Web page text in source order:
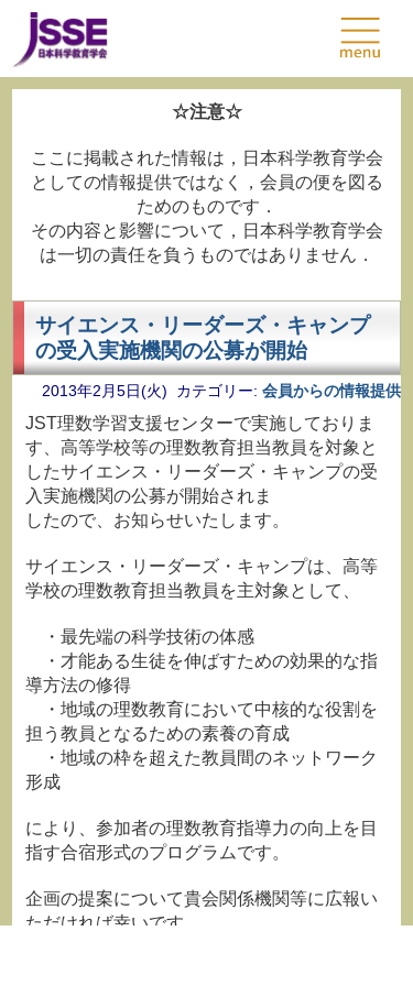
☆注意☆
ここに掲載された情報は，日本科学教育学会
としての情報提供ではなく，会員の便を図る
ためのものです．
その内容と影響について，日本科学教育学会
は一切の責任を負うものではありません．
サイエンス・リーダーズ・キャンプ
の受入実施機関の公募が開始
2013年2月5日(火) カテゴリー: 会員からの情報提供
JST理数学習支援センターで実施しておりま
す、高等学校等の理数教育担当教員を対象と
したサイエンス・リーダーズ・キャンプの受
入実施機関の公募が開始されま
したので、お知らせいたします。
サイエンス・リーダーズ・キャンプは、高等
学校の理数教育担当教員を主対象として、
・最先端の科学技術の体感
・才能ある生徒を伸ばすための効果的な指
導方法の修得
・地域の理数教育において中核的な役割を
担う教員となるための素養の育成
・地域の枠を超えた教員間のネットワーク
形成
により、参加者の理数教育指導力の向上を目
指す合宿形式のプログラムです。
企画の提案について貴会関係機関等に広報い
ただければ幸いです。